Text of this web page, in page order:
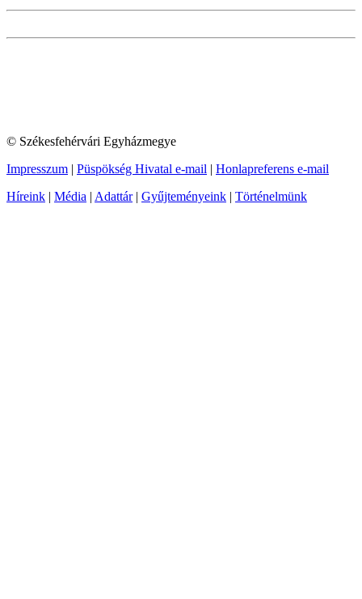
© Székesfehérvári Egyházmegye
Impresszum | Püspökség Hivatal e-mail | Honlapreferens e-mail
Híreink | Média | Adattár| Gyűjteményeink | Történelmünk